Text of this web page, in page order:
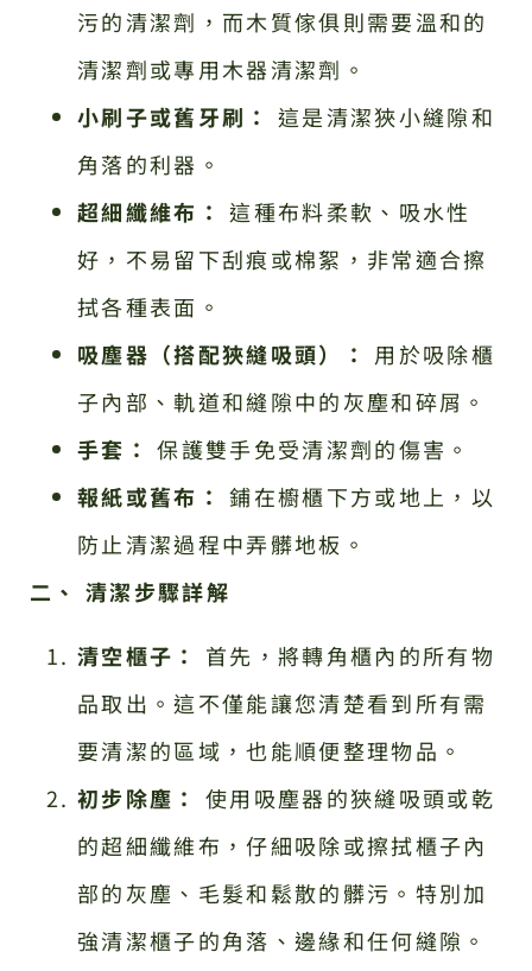
污的清潔劑，而木質傢俱則需要溫和的
清潔劑或專用木器清潔劑。
小刷子或舊牙刷：
這是清潔狹小縫隙和
角落的利器。
超細纖維布： 這種布料柔軟、吸水性
好，不易留下刮痕或棉絮，非常適合擦
拭各種表面。
吸塵器（搭配狹縫吸頭）：
用於吸除櫃
子內部、軌道和縫隙中的灰塵和碎屑。
手套： 保護雙手免受清潔劑的傷害。
報紙或舊布： 鋪在櫥櫃下方或地上，以
防止清潔過程中弄髒地板。
二、 清潔步驟詳解
清空櫃子：
首先，將轉角櫃內的所有物
品取出。這不僅能讓您清楚看到所有需
要清潔的區域，也能順便整理物品。
初步除塵：
使用吸塵器的狹縫吸頭或乾
的超細纖維布，仔細吸除或擦拭櫃子內
部的灰塵、毛髮和鬆散的髒污。特別加
強清潔櫃子的角落、邊緣和任何縫隙。